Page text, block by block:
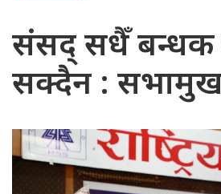
संसद् सधैँ बन्धक
सक्दैन : सभामुख